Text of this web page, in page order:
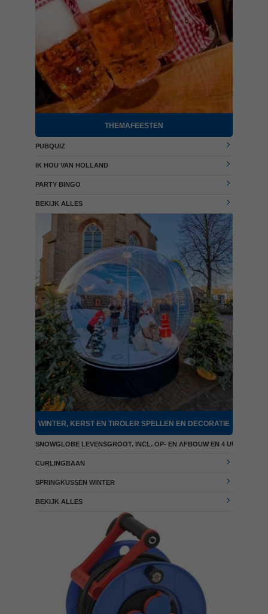
THEMAFEESTEN
PUBQUIZ
IK HOU VAN HOLLAND
PARTY BINGO
BEKIJK ALLES
WINTER, KERST EN TIROLER SPELLEN EN DECORATIE
SNOWGLOBE LEVENSGROOT. INCL. OP- EN AFBOUW EN 4 UUR
CURLINGBAAN
SPRINGKUSSEN WINTER
BEKIJK ALLES